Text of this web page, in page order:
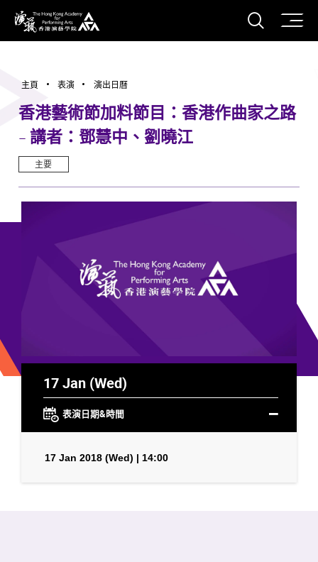
香港演藝學院
打開
主頁 表演 演出日曆
香港藝術節加料節目：香港作曲家之路
- 講者：鄧慧中、劉曉江
主要
17 Jan (Wed)
表演日期&時間
17 Jan 2018 (Wed) | 14:00